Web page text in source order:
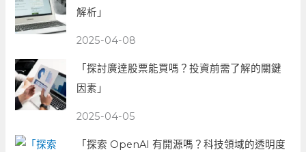
解析」
2025-04-08
「探討廣達股票能買嗎？投資前需了解的關鍵
因素」
2025-04-05
「探索 OpenAI 有開源嗎？科技領域的透明度